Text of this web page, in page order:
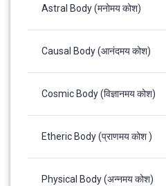
Astral Body (मनोमय कोश)
Causal Body (आनंदमय कोश)
Cosmic Body (विज्ञानमय कोश)
Etheric Body (प्राणमय कोश )
Physical Body (अन्नमय कोश)